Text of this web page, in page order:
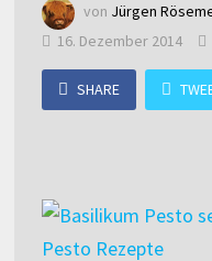
von Jürgen
16. Dezember 2014
SHARE